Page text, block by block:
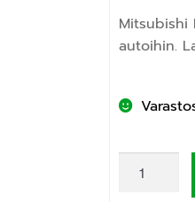
Mitsubishi
autoihin.